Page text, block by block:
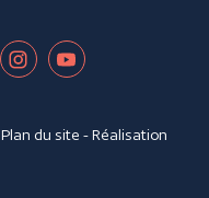
Plan du site - Réalisation